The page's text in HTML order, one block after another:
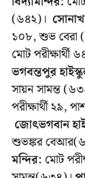
(৬৪২)।
১০৮, শুভ
মোট পরীক্ষার্থী
ভগবন্তপুর
সায়ন সামন্ত
পরীক্ষার্থী ২৯,
জোৎভগবান
শুভঙ্কর
মন্দির: মোট